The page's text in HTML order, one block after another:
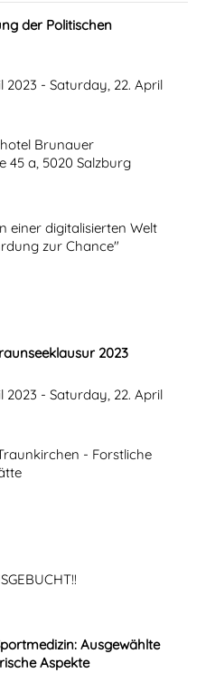
der Politischen
2023 - Saturday, 22. April
Brunauer
45 a, 5020 Salzburg
einer digitalisierten Welt
zur Chance"
2023
2023 - Saturday, 22. April
- Forstliche
Ausgewählte
Aspekte